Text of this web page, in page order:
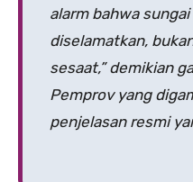
alarm bahwa
diselamatkan,
sesaat,” demikian
Pemprov yang
penjelasan resmi